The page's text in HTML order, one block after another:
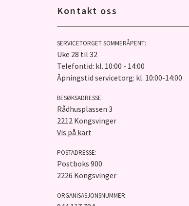
Kontakt oss
SERVICETORGET SOMMERÅPENT:
Uke 28 til 32
Telefontid: kl. 10:00 - 14:00
Åpningstid servicetorg: kl. 10:00-14:00
BESØKSADRESSE:
Rådhusplassen 3
2212 Kongsvinger
Vis på kart
POSTADRESSE:
Postboks 900
2226 Kongsvinger
ORGANISASJONSNUMMER: